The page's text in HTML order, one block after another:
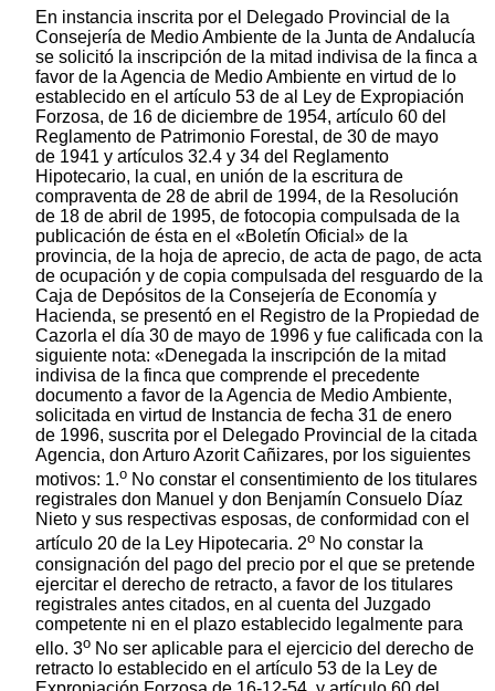
En instancia inscrita por el Delegado Provincial de la
Consejería de Medio Ambiente de la Junta de Andalucía
se solicitó la inscripción de la mitad indivisa de la finca a
favor de la Agencia de Medio Ambiente en virtud de lo
establecido en el artículo 53 de al Ley de Expropiación
Forzosa, de 16 de diciembre de 1954, artículo 60 del
Reglamento de Patrimonio Forestal, de 30 de mayo
de 1941 y artículos 32.4 y 34 del Reglamento
Hipotecario, la cual, en unión de la escritura de
compraventa de 28 de abril de 1994, de la Resolución
de 18 de abril de 1995, de fotocopia compulsada de la
publicación de ésta en el «Boletín Oficial» de la
provincia, de la hoja de aprecio, de acta de pago, de acta
de ocupación y de copia compulsada del resguardo de la
Caja de Depósitos de la Consejería de Economía y
Hacienda, se presentó en el Registro de la Propiedad de
Cazorla el día 30 de mayo de 1996 y fue calificada con la
siguiente nota: «Denegada la inscripción de la mitad
indivisa de la finca que comprende el precedente
documento a favor de la Agencia de Medio Ambiente,
solicitada en virtud de Instancia de fecha 31 de enero
de 1996, suscrita por el Delegado Provincial de la citada
Agencia, don Arturo Azorit Cañizares, por los siguientes
motivos: 1.o No constar el consentimiento de los titulares
registrales don Manuel y don Benjamín Consuelo Díaz
Nieto y sus respectivas esposas, de conformidad con el
artículo 20 de la Ley Hipotecaria. 2o No constar la
consignación del pago del precio por el que se pretende
ejercitar el derecho de retracto, a favor de los titulares
registrales antes citados, en al cuenta del Juzgado
competente ni en el plazo establecido legalmente para
ello. 3o No ser aplicable para el ejercicio del derecho de
retracto lo establecido en el artículo 53 de la Ley de